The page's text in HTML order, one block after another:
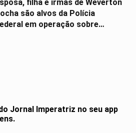
filha e irmãs de Weverton
são alvos da Polícia
em operação sobre
Jornal Imperatriz no seu app